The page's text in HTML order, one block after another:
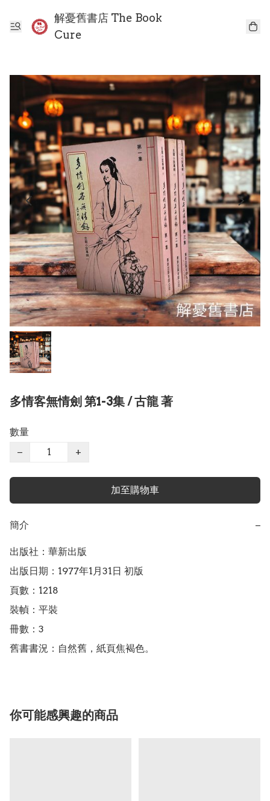
解憂舊書店 The Book
Cure
多情客無情劍 第1-3集 / 古龍 著
數量
−
+
加至購物車
簡介 −
出版社：華新出版
出版日期：1977年1月31日 初版
頁數：1218
裝幀：平裝
冊數：3
舊書書況：自然舊，紙頁焦褐色。
你可能感興趣的商品